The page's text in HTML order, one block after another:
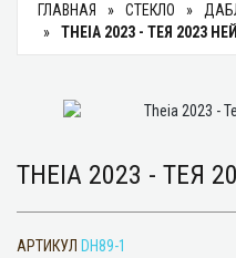
ГЛАВНАЯ СТЕКЛО
THEIA 2023 - ТЕЯ 2023
THEIA 2023 - ТЕЯ
АРТИКУЛ DH89-1